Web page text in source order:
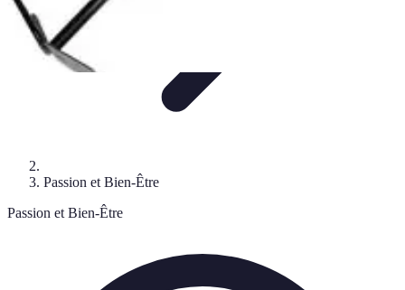
Passion et Bien-Être
Passion et Bien-Être